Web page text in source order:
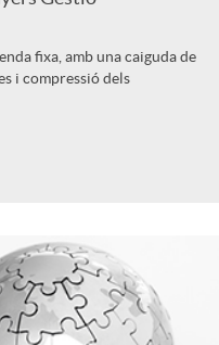
fixa, amb una caiguda de
i compressió dels